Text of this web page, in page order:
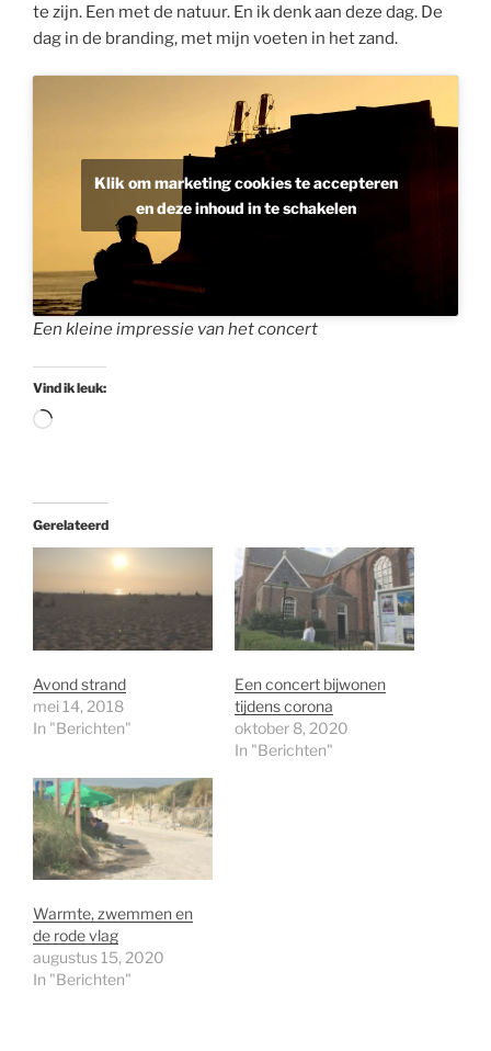
te zijn. Een met de natuur. En ik denk aan deze dag. De
dag in de branding, met mijn voeten in het zand.
Klik om marketing cookies te accepteren
en deze inhoud in te schakelen
Een kleine impressie van het concert
Vind ik leuk:
Aan
Gerelateerd
Avond strand
mei 14, 2018
In "Berichten"
Een concert bijwonen
tijdens corona
oktober 8, 2020
In "Berichten"
Warmte, zwemmen en
de rode vlag
augustus 15, 2020
In "Berichten"